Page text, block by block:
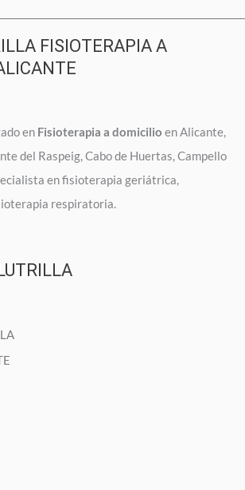
FISIOTERAPIA A
en Fisioterapia a domicilio en Alicante,
del Raspeig, Cabo de Huertas, Campello
en fisioterapia geriátrica,
respiratoria.